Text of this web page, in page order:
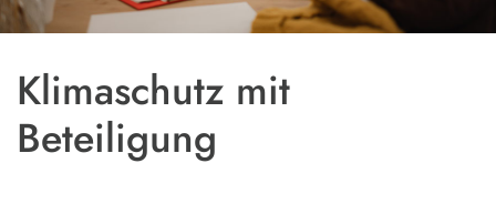
Klimaschutz mit
Beteiligung